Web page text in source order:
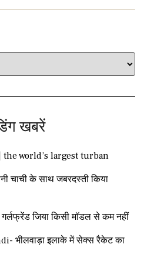
खबरें
the world’s largest turban
चाची के साथ जबरदस्ती किया
जिया किसी मॉडल से कम नहीं
भीलवाड़ा इलाके में सेक्स रैकेट का